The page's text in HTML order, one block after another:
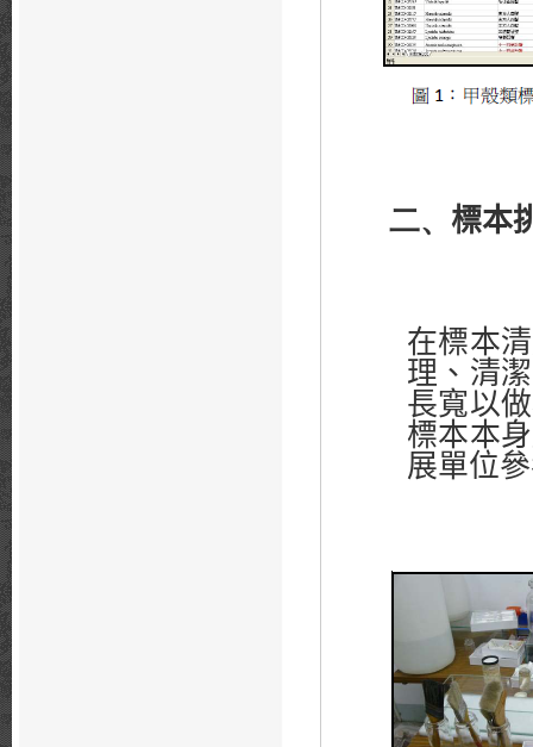
二、 標本
在標本
理、清
長寬以
標本本
展單位